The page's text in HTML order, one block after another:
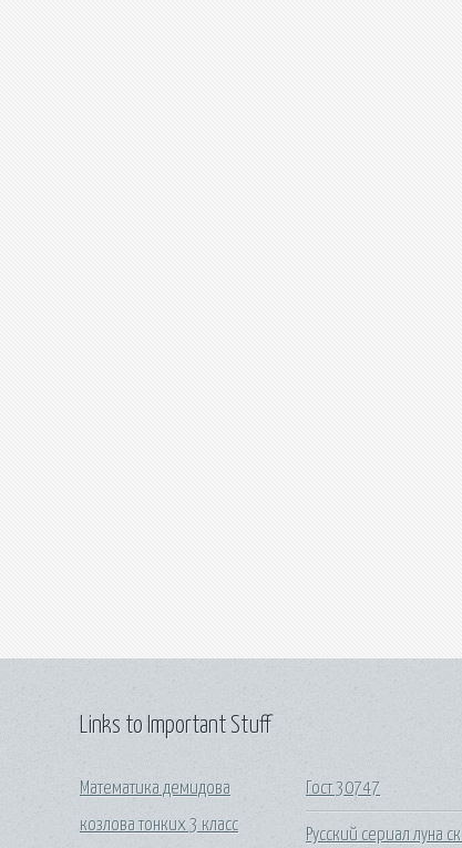
Links to Important Stuff
Математика демидова
козлова тонких 3 класс
Гост 30747
Русский сериал луна